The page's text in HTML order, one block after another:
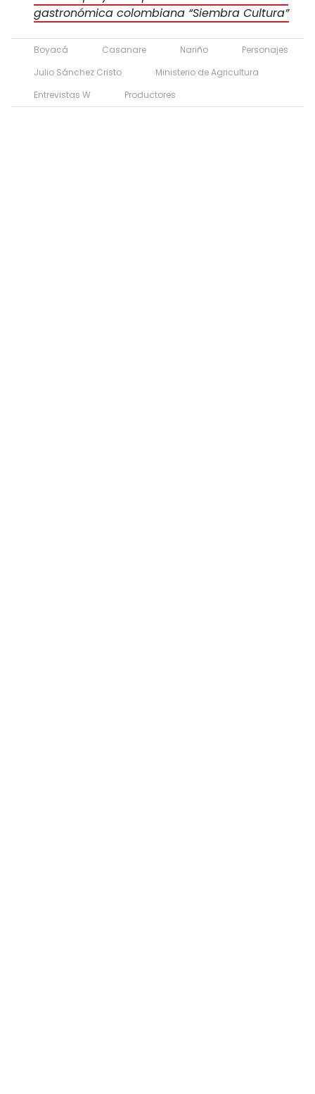
gastronómica colombiana “Siembra Cultura”
Boyacá Casanare Nariño
Personajes
Julio Sánchez Cristo
Ministerio de Agricultura
Entrevistas W
Productores